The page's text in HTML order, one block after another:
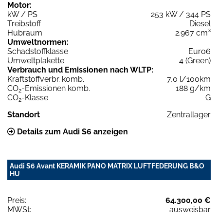
Motor:
kW / PS
253 kW / 344 PS
Treibstoff
Diesel
Hubraum
2.967 cm³
Umweltnormen:
Schadstoffklasse
Euro6
Umweltplakette
4 (Green)
Verbrauch und Emissionen nach WLTP:
Kraftstoffverbr. komb.
7,0 l/100km
CO2-Emissionen komb.
188 g/km
CO2-Klasse
G
Standort
Zentrallager
Details zum Audi S6 anzeigen
Audi S6 Avant KERAMIK PANO MATRIX LUFTFEDERUNG B&O
HU
Preis:
64.300,00 €
MWSt:
ausweisbar